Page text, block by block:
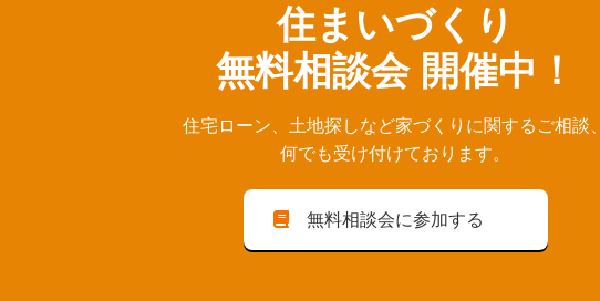
住まいづくり
無料相談会 開催中！
住宅ローン、⼟地探しなど家づくりに関するご相談、
何でも受け付けております。
無料相談会に参加する